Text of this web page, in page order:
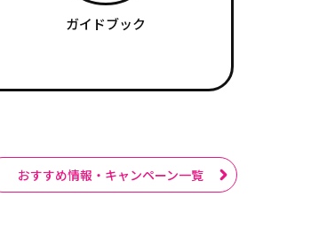
ガイドブック
おすすめ情報・キャンペーン一覧